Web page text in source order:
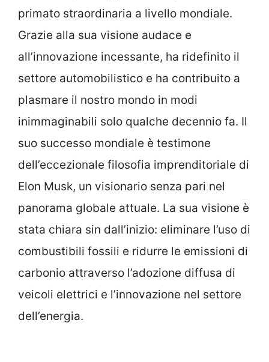
primato straordinaria a livello mondiale.
Grazie alla sua visione audace e
all’innovazione incessante, ha ridefinito il
settore automobilistico e ha contribuito a
plasmare il nostro mondo in modi
inimmaginabili solo qualche decennio fa. Il
suo successo mondiale è testimone
dell’eccezionale filosofia imprenditoriale di
Elon Musk, un visionario senza pari nel
panorama globale attuale. La sua visione è
stata chiara sin dall’inizio: eliminare l’uso di
combustibili fossili e ridurre le emissioni di
carbonio attraverso l’adozione diffusa di
veicoli elettrici e l’innovazione nel settore
dell’energia.